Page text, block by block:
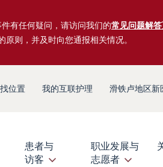
有任何疑问，请访问我们的常见问题解
原则，并及时向您通报相关情况。
位置 我的互联护理 滑铁卢地区新
患者与
访客
职业发展与
志愿者